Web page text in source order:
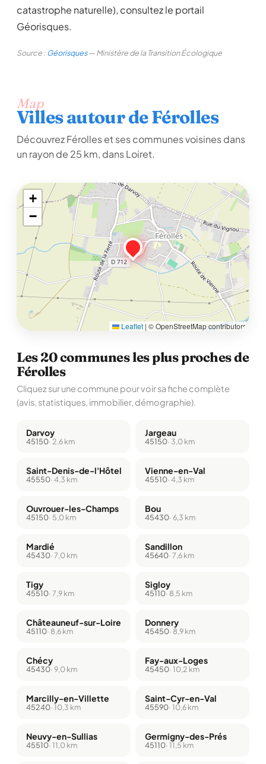
catastrophe naturelle), consultez le portail
Géorisques.
Source :Géorisques— Ministère de la Transition Écologique
Map
Villes autour de Férolles
Découvrez Férolles et ses communes voisines dans
un rayon de 25 km, dans Loiret.
+
−
Leaflet | © OpenStreetMap contributors
Les 20 communes les plus proches de
Férolles
Cliquez sur une commune pour voir sa fiche complète
(avis, statistiques, immobilier, démographie).
Darvoy
45150· 2,6 km
Jargeau
45150· 3,0 km
Saint-Denis-de-l'Hôtel
45550· 4,3 km
Vienne-en-Val
45510· 4,3 km
Ouvrouer-les-Champs
45150· 5,0 km
Bou
45430· 6,3 km
Mardié
45430· 7,0 km
Sandillon
45640· 7,6 km
Tigy
45510· 7,9 km
Sigloy
45110· 8,5 km
Châteauneuf-sur-Loire
45110· 8,6 km
Donnery
45450· 8,9 km
Chécy
45430· 9,0 km
Fay-aux-Loges
45450· 10,2 km
Marcilly-en-Villette
45240· 10,3 km
Saint-Cyr-en-Val
45590· 10,6 km
Neuvy-en-Sullias
45510· 11,0 km
Germigny-des-Prés
45110· 11,5 km